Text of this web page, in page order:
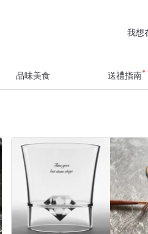
我想
品味美食 送禮指南